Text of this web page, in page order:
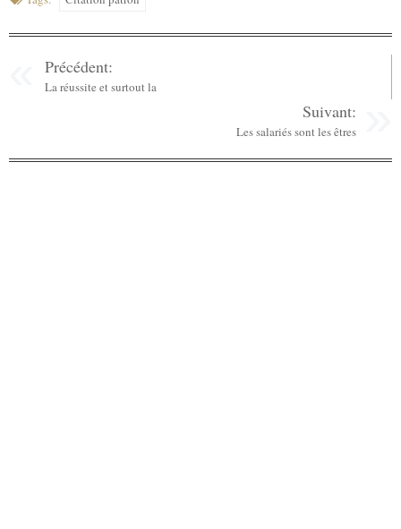
Précédent:
La réussite et surtout la
Suivant:
Les salariés sont les êtres